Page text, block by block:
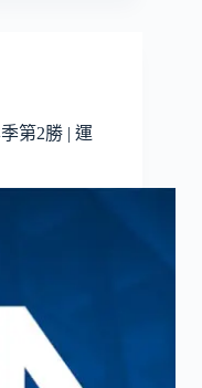
第2勝 | 運